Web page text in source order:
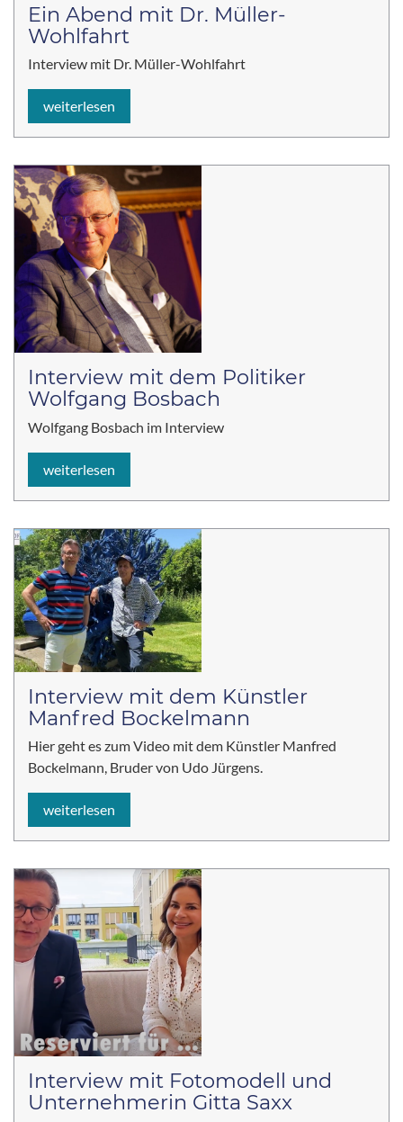
Ein Abend mit Dr. Müller-
Wohlfahrt
Interview mit Dr. Müller-Wohlfahrt
weiterlesen
Interview mit dem Politiker
Wolfgang Bosbach
Wolfgang Bosbach im Interview
weiterlesen
Interview mit dem Künstler
Manfred Bockelmann
Hier geht es zum Video mit dem Künstler Manfred
Bockelmann, Bruder von Udo Jürgens.
weiterlesen
Interview mit Fotomodell und
Unternehmerin Gitta Saxx